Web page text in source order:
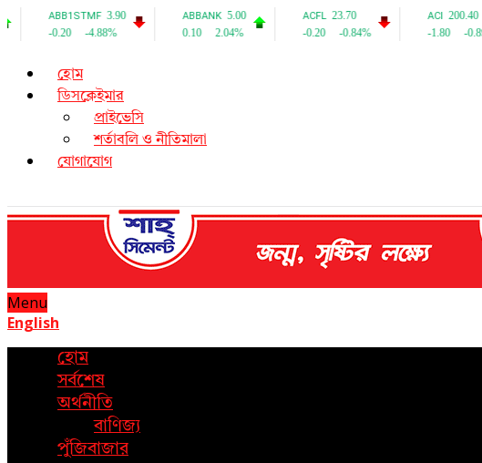
হোম
ডিসক্লেইমার
প্রাইভেসি
শর্তাবলি ও নীতিমালা
যোগাযোগ
Menu
English
হোম
সর্বশেষ
অর্থনীতি
বাণিজ্য
পুঁজিবাজার